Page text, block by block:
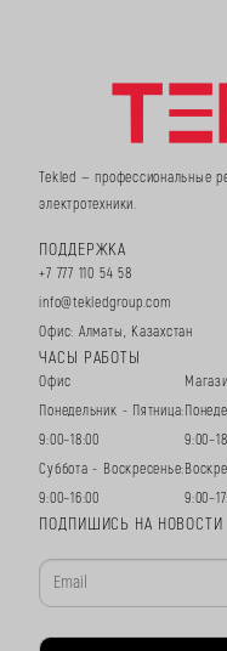
Tekled — профессиональные
электротехники.
ПОДДЕРЖКА
+7 777 110 54 58
info@tekledgroup.com
Офис: Алматы, Казахстан
ЧАСЫ РАБОТЫ
Офис
Понедельник - Пятница:
9:00–18:00
Суббота - Воскресенье:
9:00–16:00
ПОДПИШИСЬ НА НОВОСТИ